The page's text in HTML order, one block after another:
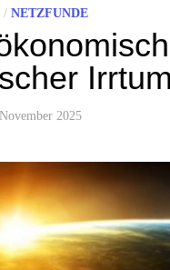
/ NETZFUNDE
2025